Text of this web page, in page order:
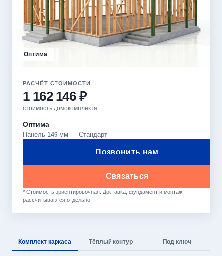
Оптима
РАСЧЁТ СТОИМОСТИ
1 162 146 ₽
стоимость домокомплекта
Оптима
Панель 146 мм — Стандарт
Позвонить нам
Связаться
* Стоимость ориентировочная. Доставка, фундамент и монтаж
рассчитываются отдельно.
Комплект каркаса Тёплый контур Под ключ